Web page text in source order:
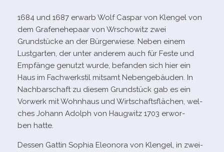
1684 und 1687 erwarb Wolf Caspar von Klengel von
dem Grafenehepaar von Wrschowitz zwei
Grundstücke an der Bürgerwiese. Neben einem
Lustgarten, der unter ande­rem auch für Feste und
Empfänge genutzt wurde, befan­den sich hier ein
Haus im Fachwerkstil mit­samt Nebengebäuden. In
Nachbarschaft zu die­sem Grundstück gab es ein
Vorwerk mit Wohnhaus und Wirtschaftsflächen, wel­
ches Johann Adolph von Haugwitz 1703 erwor­
ben hatte.
Dessen Gattin Sophia Eleonora von Klengel, in zwei­